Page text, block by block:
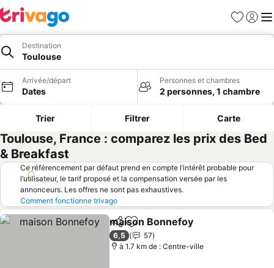
Favoris
Se
Destination
Toulouse
Arrivée/départ
Dates
Personnes et chambres
2 personnes, 1 chambre
Trier Filtrer Carte
Toulouse, France : comparez les prix des Bed
& Breakfast
Ce référencement par défaut prend en compte l’intérêt probable pour
l’utilisateur, le tarif proposé et la compensation versée par les
annonceurs. Les offres ne sont pas exhaustives.
Comment fonctionne trivago
PartagerAjouter à mes favoris
maison Bonnefoy
6,5
57
à 1.7 km de : Centre-ville